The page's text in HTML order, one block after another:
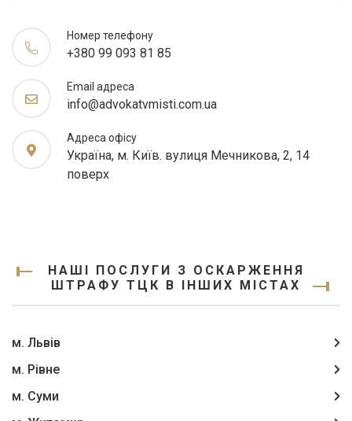
Номер телефону
+380 99 093 81 85
Email адреса
info@advokatvmisti.com.ua
Адреса офісу
Україна, м. Київ. вулиця Мечникова, 2, 14
поверх
НАШІ ПОСЛУГИ З ОСКАРЖЕННЯ
ШТРАФУ ТЦК В ІНШИХ МІСТАХ
м. Львів
м. Рівне
м. Суми